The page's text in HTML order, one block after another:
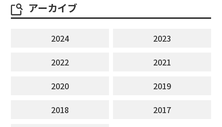
アーカイブ
2024
2023
2022
2021
2020
2019
2018
2017